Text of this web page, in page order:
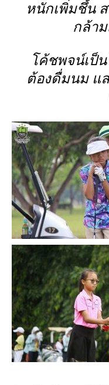
หนักเพิ่มชึ้น
กล้า
โค้ชพจน์เป็
ต้องดื่มนม แ